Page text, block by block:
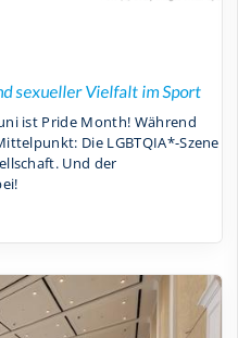
sexueller Vielfalt im Sport
ist Pride Month! Während
Die LGBTQIA*-Szene
Und der